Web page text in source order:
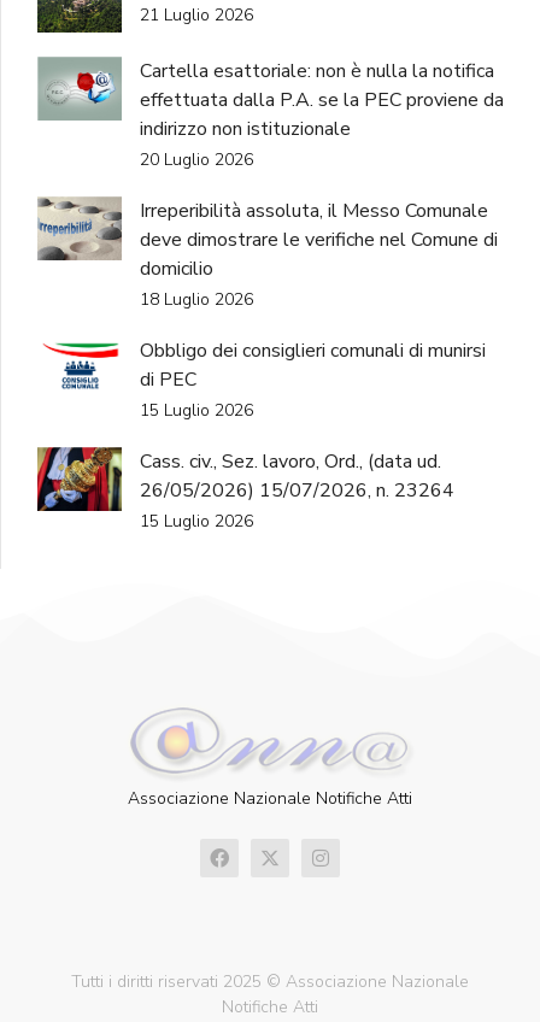
21 Luglio 2026
Cartella esattoriale: non è nulla la notifica
effettuata dalla P.A. se la PEC proviene da
indirizzo non istituzionale
20 Luglio 2026
Irreperibilità assoluta, il Messo Comunale
deve dimostrare le verifiche nel Comune di
domicilio
18 Luglio 2026
Obbligo dei consiglieri comunali di munirsi
di PEC
15 Luglio 2026
Cass. civ., Sez. lavoro, Ord., (data ud.
26/05/2026) 15/07/2026, n. 23264
15 Luglio 2026
Associazione Nazionale Notifiche Atti
Tutti i diritti riservati 2025 © Associazione Nazionale
Notifiche Atti